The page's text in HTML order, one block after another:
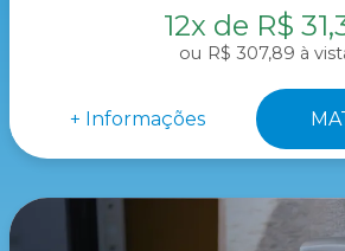
12x de R$
R$ 307,89 à